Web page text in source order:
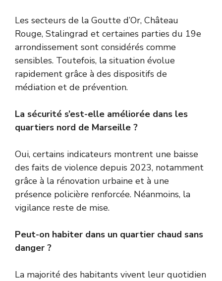
Les secteurs de la Goutte d’Or, Château
Rouge, Stalingrad et certaines parties du 19e
arrondissement sont considérés comme
sensibles. Toutefois, la situation évolue
rapidement grâce à des dispositifs de
médiation et de prévention.
La sécurité s’est-elle améliorée dans les
quartiers nord de Marseille ?
Oui, certains indicateurs montrent une baisse
des faits de violence depuis 2023, notamment
grâce à la rénovation urbaine et à une
présence policière renforcée. Néanmoins, la
vigilance reste de mise.
Peut-on habiter dans un quartier chaud sans
danger ?
La majorité des habitants vivent leur quotidien